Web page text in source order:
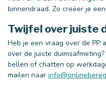
binnendraad. Zo creëer je
Twijfel over juiste
Heb je een vraag over de
over de juiste
bellen of chatten op
mailen naar